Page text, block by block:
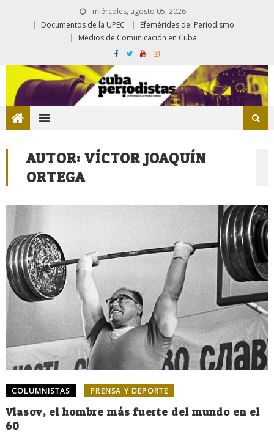
miércoles, agosto 05, 2026
Documentos de la UPEC
Efemérides del Periodismo
Medios de Comunicación en Cuba
AUTOR:VÍCTOR JOAQUÍN
ORTEGA
COLUMNISTAS PRENSA Y DEPORTE
Vlasov, el hombre más fuerte del mundo en el
60